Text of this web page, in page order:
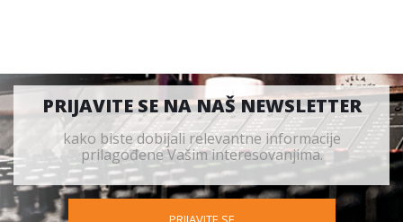
PRIJAVITE SE NA NAŠ NEWSLETTER
kako biste dobijali relevantne informacije
prilagođene Vašim interesovanjima.